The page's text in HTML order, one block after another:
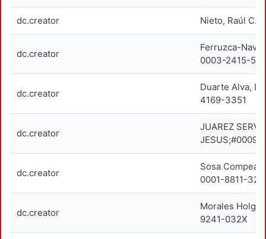
dc.creator Nieto, Raúl
dc.creator
Ferruzca-
0003-2415-
dc.creator
Duarte Alva,
4169-3351
dc.creator
JUAREZ
dc.creator
Sosa
0001-8811-
dc.creator
Morales
9241-032X